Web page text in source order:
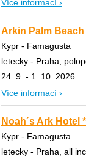
Více informací ›
Arkin Palm Beach
Kypr - Famagusta
letecky - Praha,
24. 9. - 1. 10. 2026
Více informací ›
Noah´s Ark Hotel
Kypr - Famagusta
letecky - Praha, all